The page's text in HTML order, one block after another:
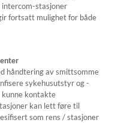
intercom-stasjoner
fortsatt mulighet for både
håndtering av smittsomme
sykehusutstyr og -
kontakte
kan lett føre til
som rens / stasjoner